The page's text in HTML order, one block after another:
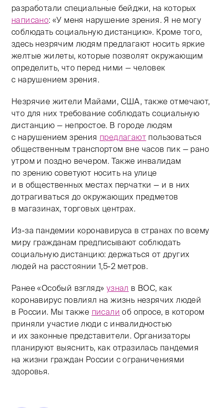
разработали специальные бейджи, на которых
написано: «У меня нарушение зрения. Я не могу
соблюдать социальную дистанцию». Кроме того,
здесь незрячим людям предлагают носить яркие
желтые жилеты, которые позволят окружающим
определить, что перед ними — человек
с нарушением зрения.
Незрячие жители Майами, США, также отмечают,
что для них требование соблюдать социальную
дистанцию — непростое. В городе людям
с нарушением зрения предлагают пользоваться
общественным транспортом вне часов пик — рано
утром и поздно вечером. Также инвалидам
по зрению советуют носить на улице
и в общественных местах перчатки — и в них
дотрагиваться до окружающих предметов
в магазинах, торговых центрах.
Из-за пандемии коронавируса в странах по всему
миру гражданам предписывают соблюдать
социальную дистанцию: держаться от других
людей на расстоянии 1,5-2 метров.
Ранее «Особый взгляд» узнал в ВОС, как
коронавирус повлиял на жизнь незрячих людей
в России. Мы также писали об опросе, в котором
приняли участие люди с инвалидностью
и их законные представители. Организаторы
планируют выяснить, как отразилась пандемия
на жизни граждан России с ограничениями
здоровья.